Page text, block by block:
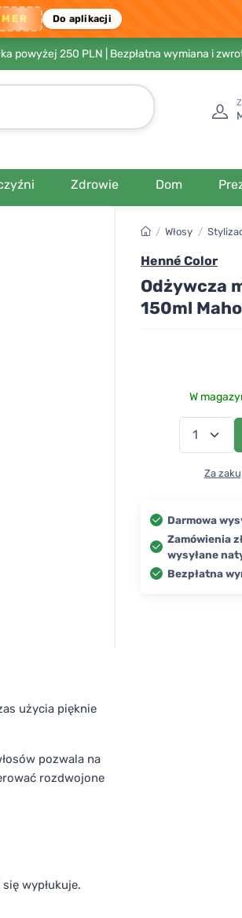
Do aplikacji
powyżej 250 PLN | Bezpłatna wymiana i
Zdrowie Dom
użycia pięknie
pozwala na
rozdwojone
wypłukuje.
/ Włosy /
Henné Color
Odżywcza
150ml
W
Za
Darmowa
Zamówienia
wysyłane
Bezpłatna